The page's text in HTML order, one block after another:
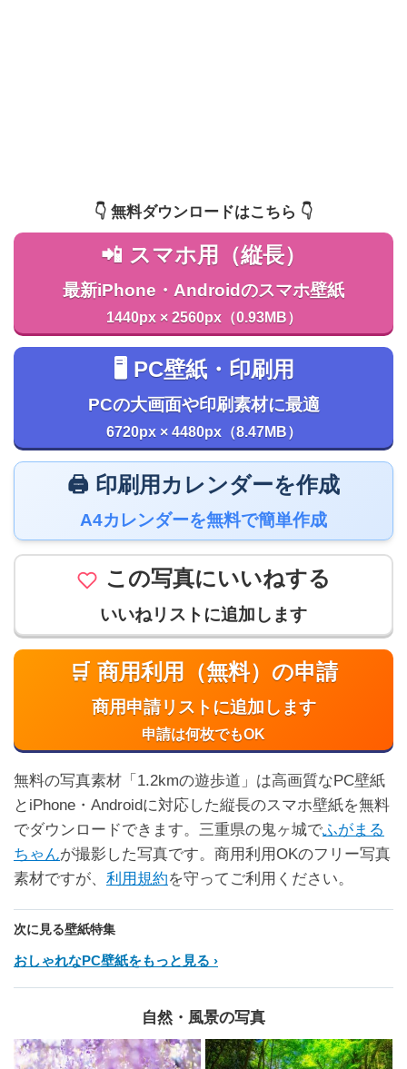
👇️ 無料ダウンロードはこちら 👇️
📲 スマホ用（縦長）
最新iPhone・Androidのスマホ壁紙
1440px × 2560px（0.93MB）
🖥️ PC壁紙・印刷用
PCの大画面や印刷素材に最適
6720px × 4480px（8.47MB）
🖨️ 印刷用カレンダーを作成
A4カレンダーを無料で簡単作成
この写真にいいねする
いいねリストに追加します
🛒 商用利用（無料）の申請
商用申請リストに追加します
申請は何枚でもOK
無料の写真素材「1.2kmの遊歩道」は高画質なPC壁紙
とiPhone・Androidに対応した縦長のスマホ壁紙を無料
でダウンロードできます。三重県の鬼ヶ城でふがまる
ちゃんが撮影した写真です。商用利用OKのフリー写真
素材ですが、 利用規約を守ってご利用ください。
次に見る壁紙特集
おしゃれなPC壁紙をもっと見る
自然・風景の写真